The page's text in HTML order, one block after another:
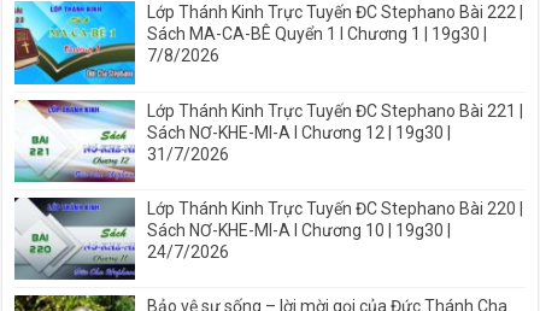
Lớp Thánh Kinh Trực Tuyến ĐC Stephano Bài 222 |
Sách MA-CA-BÊ Quyển 1 I Chương 1 | 19g30 |
7/8/2026
Lớp Thánh Kinh Trực Tuyến ĐC Stephano Bài 221 |
Sách NƠ-KHE-MI-A I Chương 12 | 19g30 |
31/7/2026
Lớp Thánh Kinh Trực Tuyến ĐC Stephano Bài 220 |
Sách NƠ-KHE-MI-A I Chương 10 | 19g30 |
24/7/2026
Bảo vệ sự sống – lời mời gọi của Đức Thánh Cha